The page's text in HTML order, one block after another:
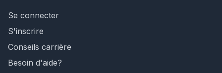
Se connecter
S'inscrire
Conseils carrière
Besoin d'aide?